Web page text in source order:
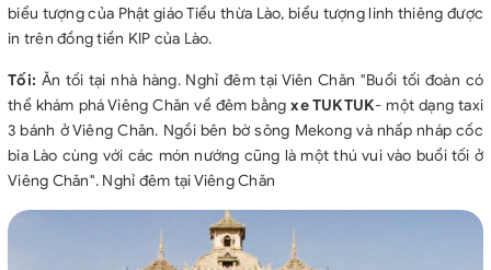
biểu tượng của Phật giáo Tiểu thừa Lào, biểu tượng linh thiêng được
in trên đồng tiền KIP của Lào.
Tối: Ăn tối tại nhà hàng. Nghỉ đêm tại Viên Chăn "Buổi tối đoàn có
thể khám phá Viêng Chăn về đêm bằngxe TUKTUK- một dạng taxi
3 bánh ở Viêng Chăn. Ngồi bên bờ sông Mekong và nhấp nháp cốc
bia Lào cùng với các món nướng cũng là một thú vui vào buổi tối ở
Viêng Chăn". Nghỉ đêm tại Viêng Chăn